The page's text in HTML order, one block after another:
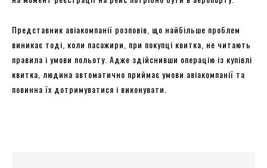
Представник авіакомпанії розповів, що найбільше проблем
виникає тоді, коли пасажири, при покупці квитка, не читають
правила і умови польоту. Адже здійснивши операцію із купівлі
квитка, людина автоматично приймає умови авіакомпанії та
повинна їх дотримуватися і виконувати.